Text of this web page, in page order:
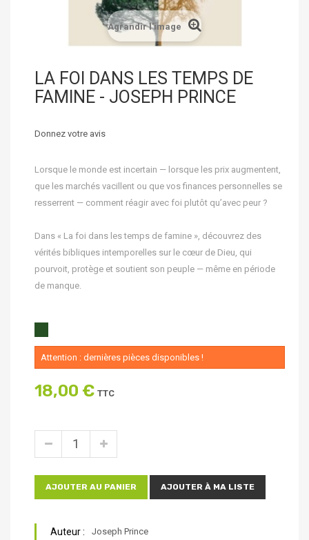
Agrandir l'image
LA FOI DANS LES TEMPS DE
FAMINE - JOSEPH PRINCE
Donnez votre avis
Lorsque le monde est incertain — lorsque les prix augmentent,
que les marchés vacillent ou que vos finances personnelles se
resserrent — comment réagir avec foi plutôt qu’avec peur ?
Dans « La foi dans les temps de famine », découvrez des
vérités bibliques intemporelles sur le cœur de Dieu, qui
pourvoit, protège et soutient son peuple — même en période
de manque.
Attention : dernières pièces disponibles !
18,00 € TTC
AJOUTER AU PANIER AJOUTER À MA LISTE
Auteur : Joseph Prince